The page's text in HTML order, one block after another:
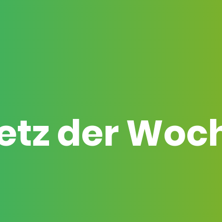
der